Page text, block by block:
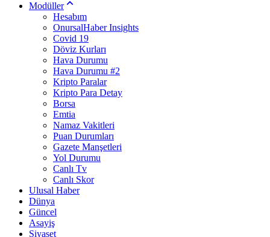
Modüller
Hesabım
OnursalHaber Insights
Covid 19
Döviz Kurları
Hava Durumu
Hava Durumu #2
Kripto Paralar
Kripto Para Detay
Borsa
Emtia
Namaz Vakitleri
Puan Durumları
Gazete Manşetleri
Yol Durumu
Canlı Tv
Canlı Skor
Ulusal Haber
Dünya
Güncel
Asayiş
Siyaset